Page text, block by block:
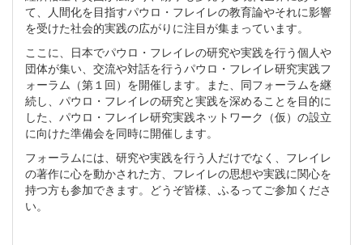
て、⼈間化を⽬指すパウロ・フレイレの教育論やそれに影響
を受けた社会的実践の広がりに注⽬が集まっています。
ここに、⽇本でパウロ・フレイレの研究や実践を⾏う個⼈や
団体が集い、交流や対話を⾏うパウロ・フレイレ研究実践フ
ォーラム（第１回）を開催します。また、同フォーラムを継
続し、パウロ・フレイレの研究と実践を深めることを⽬的に
した、パウロ・フレイレ研究実践ネットワーク（仮）の設⽴
に向けた準備会を同時に開催します。
フォーラムには、研究や実践を⾏う⼈だけでなく、フレイレ
の著作に⼼を動かされた⽅、フレイレの思想や実践に関⼼を
持つ⽅も参加できます。どうぞ皆様、ふるってご参加くださ
い。